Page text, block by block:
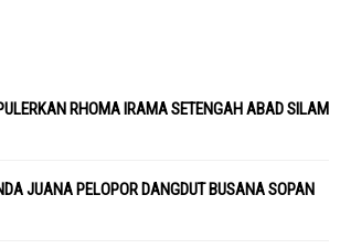
RHOMA IRAMA SETENGAH ABAD SILAM
JUANA PELOPOR DANGDUT BUSANA SOPAN